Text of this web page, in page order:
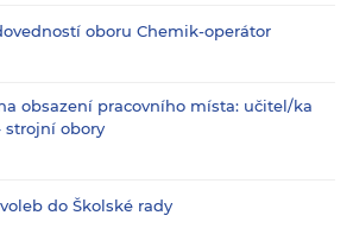
oboru Chemik-operátor
obsazení pracovního místa: učitel/ka
strojní obory
do Školské rady